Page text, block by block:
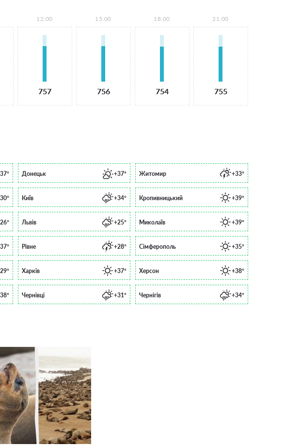
12:00
757
15:00
756
18:00
754
21:00
755
Донецьк +37° Житомир +33°
Київ +34° Кропивницький +39°
Львів +25° Миколаїв +39°
Рівне +28° Сімферополь +35°
Харків +37° Херсон +38°
Чернівці +31° Чернігів +34°